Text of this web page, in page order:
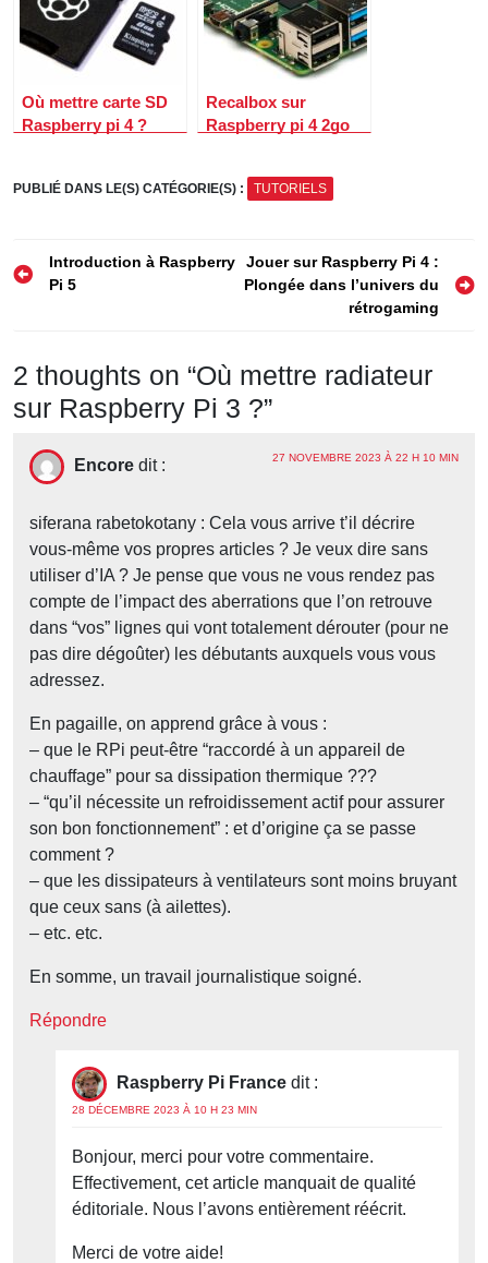
Où mettre carte SD
Raspberry pi 4 ?
Recalbox sur
Raspberry pi 4 2go
PUBLIÉ DANS LE(S) CATÉGORIE(S) : TUTORIELS
Navigation
Introduction à Raspberry
Pi 5
Jouer sur Raspberry Pi 4 :
Plongée dans l’univers du
rétrogaming
2 thoughts on “Où mettre radiateur
sur Raspberry Pi 3 ?”
Encore dit : 27 NOVEMBRE 2023 À 22 H 10 MIN
siferana rabetokotany : Cela vous arrive t’il décrire
vous-même vos propres articles ? Je veux dire sans
utiliser d’IA ? Je pense que vous ne vous rendez pas
compte de l’impact des aberrations que l’on retrouve
dans “vos” lignes qui vont totalement dérouter (pour ne
pas dire dégoûter) les débutants auxquels vous vous
adressez.
En pagaille, on apprend grâce à vous :
– que le RPi peut-être “raccordé à un appareil de
chauffage” pour sa dissipation thermique ???
– “qu’il nécessite un refroidissement actif pour assurer
son bon fonctionnement” : et d’origine ça se passe
comment ?
– que les dissipateurs à ventilateurs sont moins bruyant
que ceux sans (à ailettes).
– etc. etc.
En somme, un travail journalistique soigné.
Répondre
Raspberry Pi France dit :
28 DÉCEMBRE 2023 À 10 H 23 MIN
Bonjour, merci pour votre commentaire.
Effectivement, cet article manquait de qualité
éditoriale. Nous l’avons entièrement réécrit.
Merci de votre aide!